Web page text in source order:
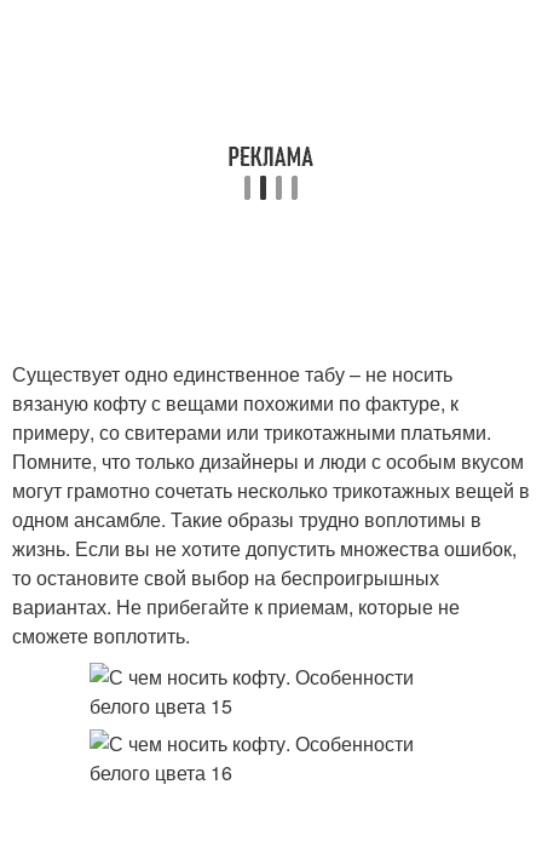
Существует одно единственное табу – не носить
вязаную кофту с вещами похожими по фактуре, к
примеру, со свитерами или трикотажными платьями.
Помните, что только дизайнеры и люди с особым вкусом
могут грамотно сочетать несколько трикотажных вещей в
одном ансамбле. Такие образы трудно воплотимы в
жизнь. Если вы не хотите допустить множества ошибок,
то остановите свой выбор на беспроигрышных
вариантах. Не прибегайте к приемам, которые не
сможете воплотить.